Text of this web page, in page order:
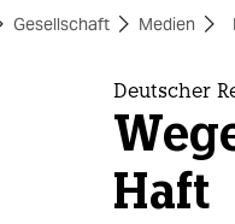
Gesellschaft Medien
Deutscher
Haft